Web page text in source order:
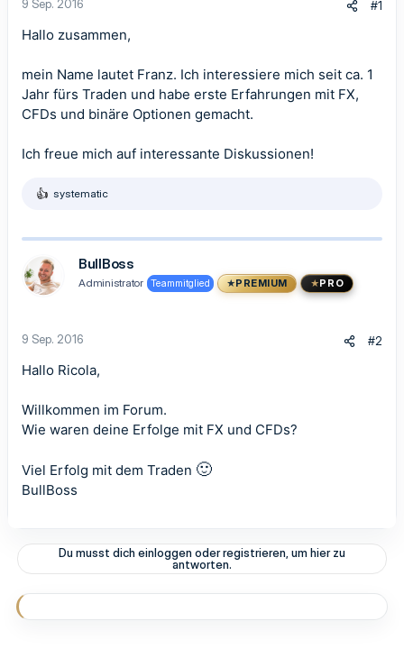
9 Sep. 2016 #1
Hallo zusammen,
mein Name lautet Franz. Ich interessiere mich seit ca. 1
Jahr fürs Traden und habe erste Erfahrungen mit FX,
CFDs und binäre Optionen gemacht.
Ich freue mich auf interessante Diskussionen!
R
k
o
:
systematic
BullBoss
Administrator Teammitglied PREMIUM PRO
9 Sep. 2016 #2
Hallo Ricola,
Willkommen im Forum.
Wie waren deine Erfolge mit FX und CFDs?
Viel Erfolg mit dem Traden 🙂
BullBoss
Du musst dich einloggen oder registrieren, um hier zu
antworten.